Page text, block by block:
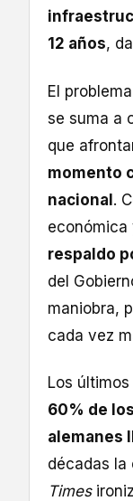
12 años,
El
se suma a
que
momento
nacional.
económica
respaldo
del
maniobra,
cada vez
Los
60% de
alemanes
décadas la
Times